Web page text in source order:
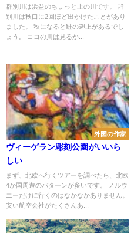
群別川は浜益のちょっと上の川です。 群
別川は秋口に2回ほど出かけたことがあり
ました。 秋になると鮭の遡上があるでし
ょう。 ココの川は見るか...
外国の作家
ヴィーゲラン彫刻公園がいいら
しい
まず、北欧へ行くツアーを調べたら、北欧
4か国周遊のパターンが多いです。 ノルウ
エーだけに行くのはなかなかありません。
安い航空会社がたくさんあ...